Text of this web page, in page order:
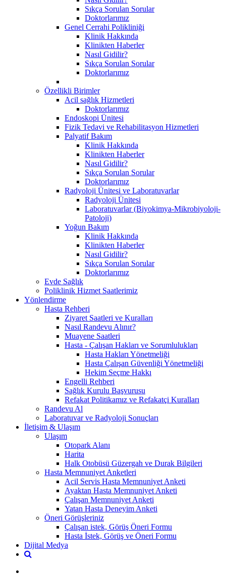
Sıkça Sorulan Sorular
Doktorlarımız
Genel Cerrahi Polikliniği
Klinik Hakkında
Klinikten Haberler
Nasıl Gidilir?
Sıkça Sorulan Sorular
Doktorlarımız
Özellikli Birimler
Acil sağlık Hizmetleri
Doktorlarımız
Endoskopi Ünitesi
Fizik Tedavi ve Rehabilitasyon Hizmetleri
Palyatif Bakım
Klinik Hakkında
Klinikten Haberler
Nasıl Gidilir?
Sıkça Sorulan Sorular
Doktorlarımız
Radyoloji Ünitesi ve Laboratuvarlar
Radyoloji Ünitesi
Laboratuvarlar (Biyokimya-Mikrobiyoloji-
Patoloji)
Yoğun Bakım
Klinik Hakkında
Klinikten Haberler
Nasıl Gidilir?
Sıkça Sorulan Sorular
Doktorlarımız
Evde Sağlık
Poliklinik Hizmet Saatlerimiz
Yönlendirme
Hasta Rehberi
Ziyaret Saatleri ve Kuralları
Nasıl Randevu Alınır?
Muayene Saatleri
Hasta - Çalışan Hakları ve Sorumlulukları
Hasta Hakları Yönetmeliği
Hasta Çalışan Güvenliği Yönetmeliği
Hekim Seçme Hakkı
Engelli Rehberi
Sağlık Kurulu Başvurusu
Refakat Politikamız ve Refakatçi Kuralları
Randevu Al
Laboratuvar ve Radyoloji Sonuçları
İletişim & Ulaşım
Ulaşım
Otopark Alanı
Harita
Halk Otobüsü Güzergah ve Durak Bilgileri
Hasta Memnuniyet Anketleri
Acil Servis Hasta Memnuniyet Anketi
Ayaktan Hasta Memnuniyet Anketi
Çalışan Memnuniyet Anketi
Yatan Hasta Deneyim Anketi
Öneri Görüşleriniz
Çalışan istek, Görüş Öneri Formu
Hasta İstek, Görüş ve Öneri Formu
Dijital Medya